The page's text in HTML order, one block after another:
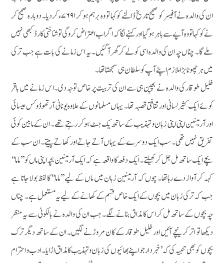
ان کی والدہ نے آفیسر کو صحیح تاریخ ڈالنے کو کہا تو وہ برہم ہو کر۷۶۹۱ء کر دیا۔ دوبارہ صحیح کر
نے کو کہا تو وہ آپے سے باہر ہوگیا اور کہنے لگا کہ اگر اب اعتراض کروگی تو شناختی کارڈ کبھی نہیں
ملے گا۔ چناں چہ ان کی والدہ اسی کو لے کر گھر آگئیں۔ یہ اس زمانے کی بات ہے جب ترکی
میں ہر چھوٹا بڑا ملازم اپنے آپ کو سلطان ہی سمجھتا تھا۔
خلیل طوقار کی والدہ نے بچپن ہی سے ان کی تربیت پر خاص توجہ دی۔اس زمانے میں باقر
کوئے ایک کثیر لسانی اور ثقافتی قصبہ تھا۔ یہاں مسلمانوں کے علاوہ یونانی آرتھوڈوکس عیسائی
اور آرمینین اپنی اپنی زبان و تہذیب کے ساتھ یک جٹ ہوکر رہتے تھے۔ ان کے مابین کوئی
تفریق نہیں تھی۔ سب ایک دوسرے کے یہاں آتے جاتے اور کھاتے پیتے۔ ان سب کے
بچے ایک ساتھ مل جل کر کھیلتے۔ ایک دفعہ کا واقعہ ہے کہ ایک آرمینین بچہ اپنی ماں کو ’’ماما‘‘
کہہ کر آواز دے رہاتھا۔ چوں کہ آرمینین زبان میں ماں کے لیے ’’ماما‘‘ کا لفظ بولا جاتا ہے
جب کہ ترکی زبان میں بچوں کے ایک خاص قسم کے کھانے کے لیے یہ مستعمل ہے۔ چناں
چہ بچوں کے ساتھ مل کر اس کا مذاق بنانے لگے۔ جب ان کی والدہ نے بالکونی سے یہ منظر
دیکھا تو اتر کر نیچے آئیں اور خلیل طوقار کے کان مروڑنے لگیں۔ ان کے ساتھ دیگر ترک
بچوں کو بھی تنبیہ کی کہ ’خبر دار جو اپنے بھائیوں کی زبان و تہذیب کا مذاق اڑا یا۔ ادب و احترام